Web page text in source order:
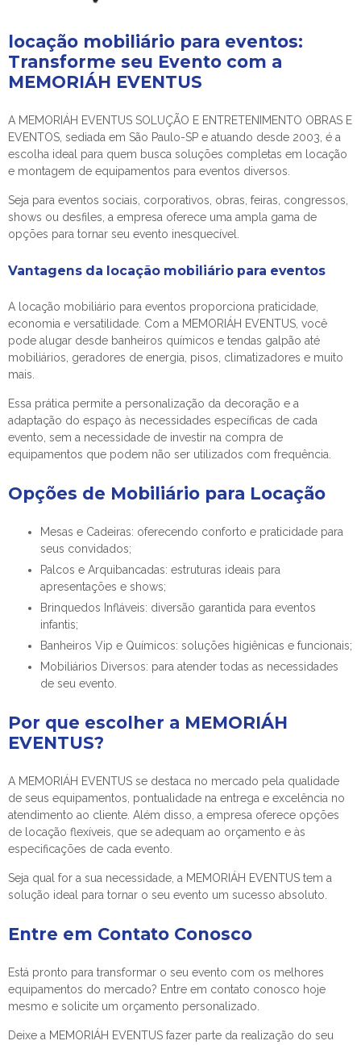
locação mobiliário para eventos:
Transforme seu Evento com a
MEMORIÁH EVENTUS
A MEMORIÁH EVENTUS SOLUÇÃO E ENTRETENIMENTO OBRAS E
EVENTOS, sediada em São Paulo-SP e atuando desde 2003, é a
escolha ideal para quem busca soluções completas em locação
e montagem de equipamentos para eventos diversos.
Seja para eventos sociais, corporativos, obras, feiras, congressos,
shows ou desfiles, a empresa oferece uma ampla gama de
opções para tornar seu evento inesquecível.
Vantagens da locação mobiliário para eventos
A locação mobiliário para eventos proporciona praticidade,
economia e versatilidade. Com a MEMORIÁH EVENTUS, você
pode alugar desde banheiros químicos e tendas galpão até
mobiliários, geradores de energia, pisos, climatizadores e muito
mais.
Essa prática permite a personalização da decoração e a
adaptação do espaço às necessidades específicas de cada
evento, sem a necessidade de investir na compra de
equipamentos que podem não ser utilizados com frequência.
Opções de Mobiliário para Locação
Mesas e Cadeiras: oferecendo conforto e praticidade para
seus convidados;
Palcos e Arquibancadas: estruturas ideais para
apresentações e shows;
Brinquedos Infláveis: diversão garantida para eventos
infantis;
Banheiros Vip e Químicos: soluções higiênicas e funcionais;
Mobiliários Diversos: para atender todas as necessidades
de seu evento.
Por que escolher a MEMORIÁH
EVENTUS?
A MEMORIÁH EVENTUS se destaca no mercado pela qualidade
de seus equipamentos, pontualidade na entrega e excelência no
atendimento ao cliente. Além disso, a empresa oferece opções
de locação flexíveis, que se adequam ao orçamento e às
especificações de cada evento.
Seja qual for a sua necessidade, a MEMORIÁH EVENTUS tem a
solução ideal para tornar o seu evento um sucesso absoluto.
Entre em Contato Conosco
Está pronto para transformar o seu evento com os melhores
equipamentos do mercado? Entre em contato conosco hoje
mesmo e solicite um orçamento personalizado.
Deixe a MEMORIÁH EVENTUS fazer parte da realização do seu